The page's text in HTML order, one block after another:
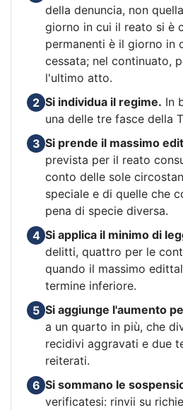
della denuncia, non
giorno in cui il reato si è
permanenti è il giorno in
cessata; nel continuato,
l'ultimo atto.
2 Si individua il regime. In
una delle tre fasce della
3 Si prende il massimo
prevista per il reato
conto delle sole
speciale e di quelle che
pena di specie diversa.
4 Si applica il minimo di
delitti, quattro per le
quando il massimo
termine inferiore.
5 Si aggiunge l'aumento
a un quarto in più, che
recidivi aggravati e due
reiterati.
6 Si sommano le
verificatesi: rinvii su